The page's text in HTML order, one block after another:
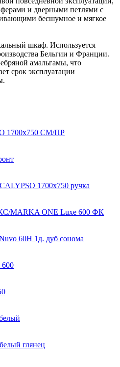
и дверными петлями с
бесшумное и мягкое
шкаф. Используется
Бельгии и Франции.
амальгамы, что
срок эксплуатации
1700х750 СМ/ПР
1700х750 ручка
MARKA ONE Luxe 600 ФК
60Н 1д. дуб сонома
глянец